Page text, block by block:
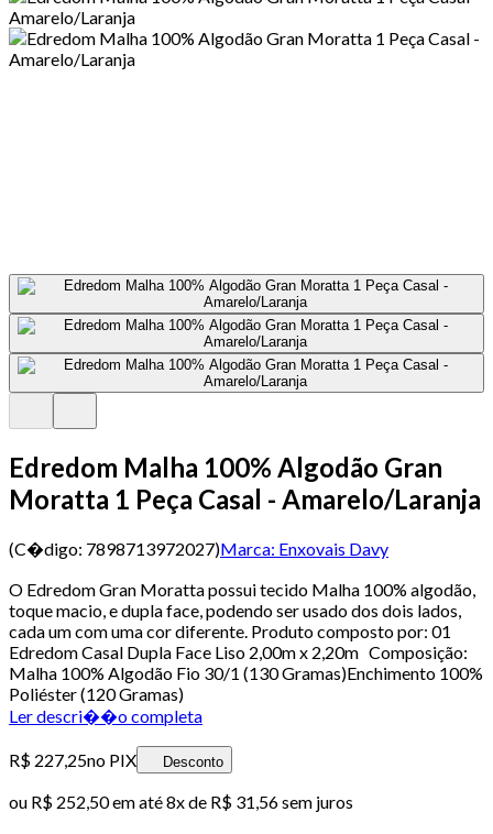
Edredom Malha 100% Algodão Gran
Moratta 1 Peça Casal - Amarelo/Laranja
(C�digo: 7898713972027)Marca: Enxovais Davy
O Edredom Gran Moratta possui tecido Malha 100% algodão,
toque macio, e dupla face, podendo ser usado dos dois lados,
cada um com uma cor diferente. Produto composto por: 01
Edredom Casal Dupla Face Liso 2,00m x 2,20m Composição:
Malha 100% Algodão Fio 30/1 (130 Gramas)Enchimento 100%
Poliéster (120 Gramas)
Ler descri��o completa
R$ 227,25no PIX Desconto
ou R$ 252,50em até8x de R$ 31,56 sem juros